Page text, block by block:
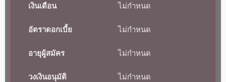
เงินเดือน
ไม่กำหนด
อัตราดอกเบี้ย ไม่กำหนด
อายุผู้สมัคร ไม่กำหนด
วงเงินอนุมัติ ไม่กำหนด